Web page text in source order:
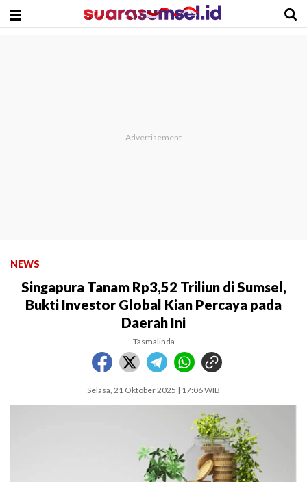
NEWS
Singapura Tanam Rp3,52 Triliun di Sumsel,
Bukti Investor Global Kian Percaya pada
Daerah Ini
Tasmalinda
Selasa, 21 Oktober 2025 | 17:06 WIB